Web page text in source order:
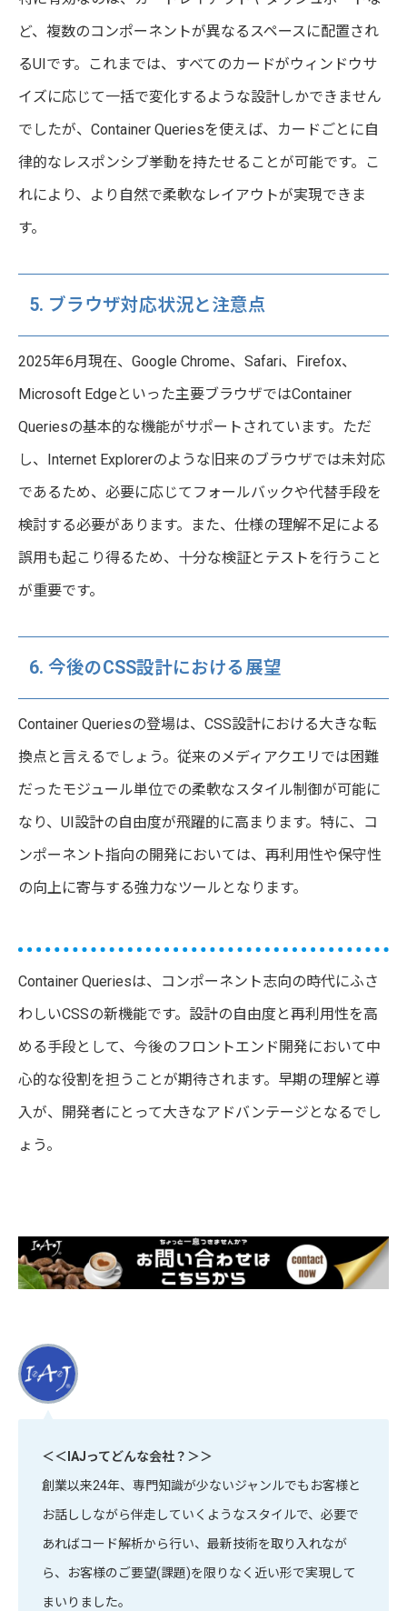
ど、複数のコンポーネントが異なるスペースに配置され
るUIです。これまでは、すべてのカードがウィンドウサ
イズに応じて一括で変化するような設計しかできません
でしたが、Container Queriesを使えば、カードごとに自
律的なレスポンシブ挙動を持たせることが可能です。こ
れにより、より自然で柔軟なレイアウトが実現できま
す。
5. ブラウザ対応状況と注意点
2025年6月現在、Google Chrome、Safari、Firefox、
Microsoft Edgeといった主要ブラウザではContainer
Queriesの基本的な機能がサポートされています。ただ
し、Internet Explorerのような旧来のブラウザでは未対応
であるため、必要に応じてフォールバックや代替手段を
検討する必要があります。また、仕様の理解不足による
誤用も起こり得るため、十分な検証とテストを行うこと
が重要です。
6. 今後のCSS設計における展望
Container Queriesの登場は、CSS設計における大きな転
換点と言えるでしょう。従来のメディアクエリでは困難
だったモジュール単位での柔軟なスタイル制御が可能に
なり、UI設計の自由度が飛躍的に高まります。特に、コ
ンポーネント指向の開発においては、再利用性や保守性
の向上に寄与する強力なツールとなります。
Container Queriesは、コンポーネント志向の時代にふさ
わしいCSSの新機能です。設計の自由度と再利用性を高
める手段として、今後のフロントエンド開発において中
心的な役割を担うことが期待されます。早期の理解と導
入が、開発者にとって大きなアドバンテージとなるでし
ょう。
＜＜IAJってどんな会社？＞＞
創業以来24年、専門知識が少ないジャンルでもお客様と
お話ししながら伴走していくようなスタイルで、必要で
あればコード解析から行い、最新技術を取り入れなが
ら、お客様のご要望(課題)を限りなく近い形で実現して
まいりました。